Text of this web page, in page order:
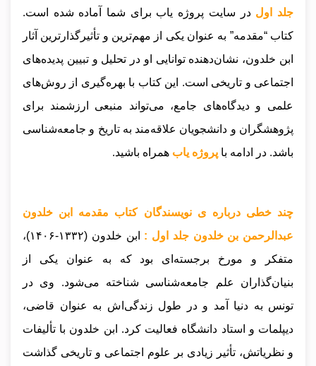
جلد اولدر سایت پروژه یاب برای شما آماده شده است.
کتاب “مقدمه” به عنوان یکی از مهم‌ترین و تأثیرگذارترین آثار
ابن خلدون، نشان‌دهنده توانایی او در تحلیل و تبیین پدیده‌های
اجتماعی و تاریخی است. این کتاب با بهره‌گیری از روش‌های
علمی و دیدگاه‌های جامع، می‌تواند منبعی ارزشمند برای
پژوهشگران و دانشجویان علاقه‌مند به تاریخ و جامعه‌شناسی
باشد. در ادامه با پروژه یاب همراه باشید.
چند خطی درباره ی نویسندگان کتاب مقدمه ابن خلدون
عبدالرحمن بن خلدون جلد اول :
ابن خلدون (۱۳۳۲-۱۴۰۶)،
متفکر و مورخ برجسته‌ای بود که به عنوان یکی از
بنیان‌گذاران علم جامعه‌شناسی شناخته می‌شود. وی در
تونس به دنیا آمد و در طول زندگی‌اش به عنوان قاضی،
دیپلمات و استاد دانشگاه فعالیت کرد. ابن خلدون با تألیفات
و نظریاتش، تأثیر زیادی بر علوم اجتماعی و تاریخی گذاشت